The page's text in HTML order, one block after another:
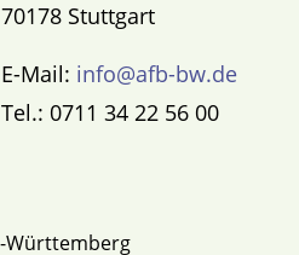
70178 Stuttgart
E-Mail: info@afb-bw.de
Tel.: 0711 34 22 56 00